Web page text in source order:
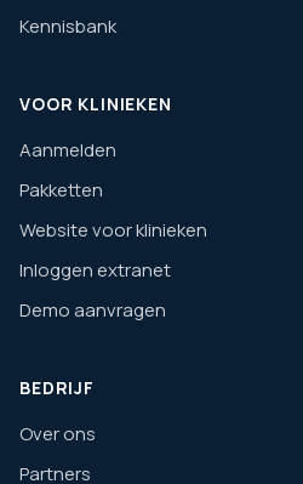
Kennisbank
VOOR KLINIEKEN
Aanmelden
Pakketten
Website voor klinieken
Inloggen extranet
Demo aanvragen
BEDRIJF
Over ons
Partners